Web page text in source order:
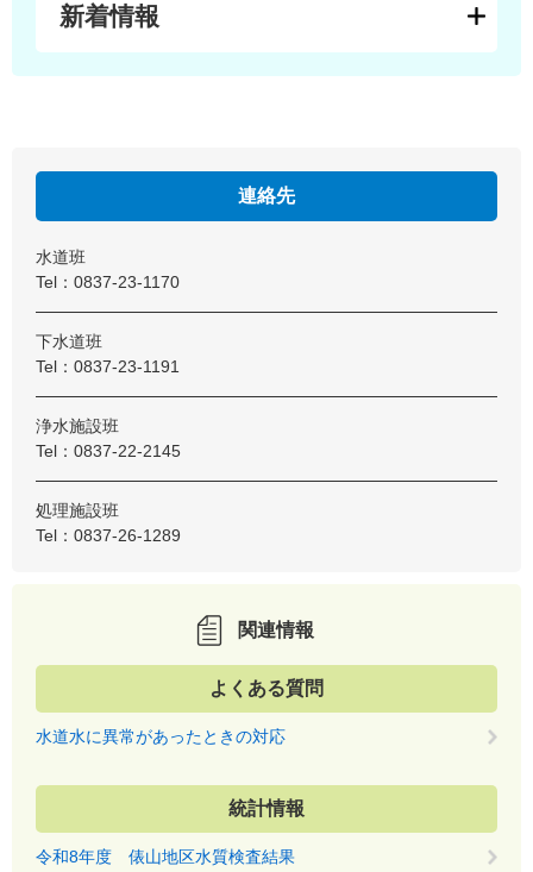
新着情報
連絡先
水道班
Tel：0837-23-1170
下水道班
Tel：0837-23-1191
浄水施設班
Tel：0837-22-2145
処理施設班
Tel：0837-26-1289
関連情報
よくある質問
水道水に異常があったときの対応
統計情報
令和8年度 俵山地区水質検査結果